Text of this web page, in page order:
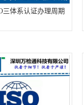
三体系认证办理周期